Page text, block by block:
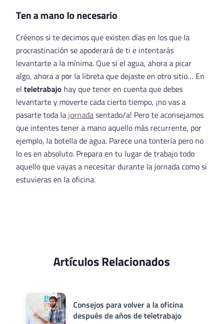
Ten a mano lo necesario
Créenos si te decimos que existen días en los que la
procrastinación se apoderará de ti e intentarás
levantarte a la mínima. Que si el agua, ahora a picar
algo, ahora a por la libreta que dejaste en otro sitio… En
el teletrabajo hay que tener en cuenta que debes
levantarte y moverte cada cierto tiempo, ¡no vas a
pasarte toda la jornadasentado/a! Pero te aconsejamos
que intentes tener a mano aquello más recurrente, por
ejemplo, la botella de agua. Parece una tontería pero no
lo es en absoluto. Prepara en tu lugar de trabajo todo
aquello que vayas a necesitar durante la jornada como si
estuvieras en la oficina.
Artículos Relacionados
Consejos para volver a la oficina
después de años de teletrabajo